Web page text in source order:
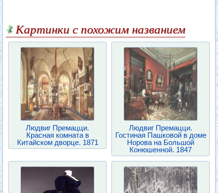
Картинки с похожим названием
Людвиг Премацци.
Красная комната в
Китайском дворце. 1871
Людвиг Премацци.
Гостиная Пашковой в доме
Норова на Большой
Конюшенной. 1847